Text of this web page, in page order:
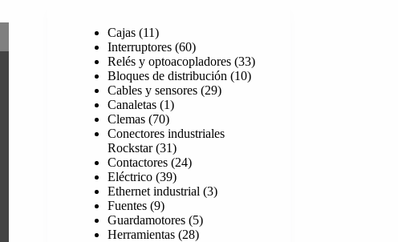
Cajas 1111
productos
Interruptores 6060
productos
Relés y optoacopladores 3333
productos
Bloques de distribución 1010
Cables y sensores 2929
Canaletas 11
Clemas 7070
productos
Conectores industriales
Rockstar 3131
productos
Contactores 2424
Eléctrico 3939
productos
Ethernet industrial 33
Fuentes 99
productos
Guardamotores 55
productos
Herramientas 2828